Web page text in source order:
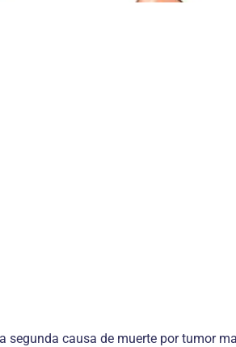
segunda causa de muerte por tumor